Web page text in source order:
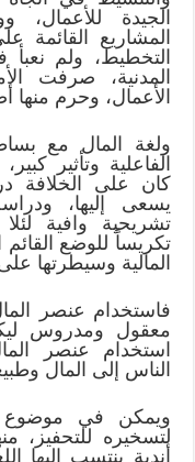
الجيدة للأعمال،
المشاريع القائمة
التخطيط، ولم نعبأ
المدنية، صرفت
الأعمال، وحرم منها
ولغة المال مع
الفاعلية وتأثير
كان على الخلافة
يسعى إليها،
تشريحية وافية
تكريساً للوضع
المالية وسيطرتها
فاستخدام عنصر
معقول ومدروس
استخدام عنصر
الناس إلى المال
ويمكن في موضوع
لتسخيره للتحفيز،
أندية ينتسب إليها